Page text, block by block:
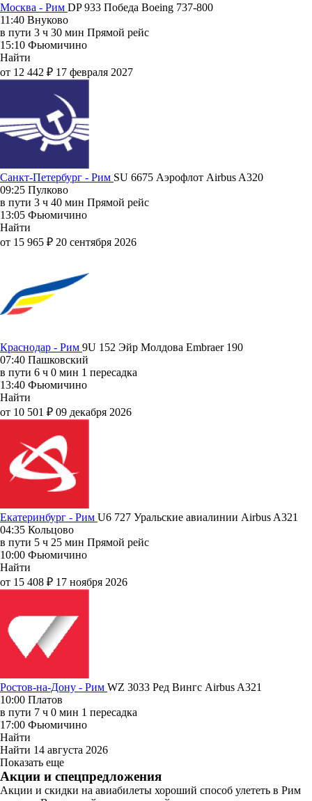
Москва - Рим DP 933 Победа Boeing 737-800
11:40 Внуково
в пути 3 ч 30 мин Прямой рейс
15:10 Фьюмичино
Найти
от 12 442 ₽ 17 февраля 2027
Санкт-Петербург - Рим SU 6675 Аэрофлот Airbus A320
09:25 Пулково
в пути 3 ч 40 мин Прямой рейс
13:05 Фьюмичино
Найти
от 15 965 ₽ 20 сентября 2026
Краснодар - Рим 9U 152 Эйр Молдова Embraer 190
07:40 Пашковский
в пути 6 ч 0 мин 1 пересадка
13:40 Фьюмичино
Найти
от 10 501 ₽ 09 декабря 2026
Екатеринбург - Рим U6 727 Уральские авиалинии Airbus A321
04:35 Кольцово
в пути 5 ч 25 мин Прямой рейс
10:00 Фьюмичино
Найти
от 15 408 ₽ 17 ноября 2026
Ростов-на-Дону - Рим WZ 3033 Ред Вингс Airbus A321
10:00 Платов
в пути 7 ч 0 мин 1 пересадка
17:00 Фьюмичино
Найти
Найти 14 августа 2026
Показать еще
Акции и спецпредложения
Акции и скидки на авиабилеты хороший способ улететь в Рим